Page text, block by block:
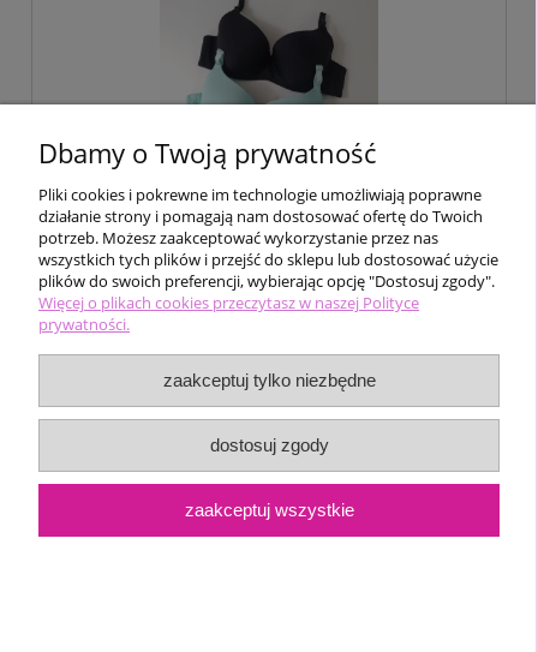
Siera miseczka B gładki stanik
do koszyka
Dbamy o Twoją prywatność
Pliki cookies i pokrewne im technologie umożliwiają poprawne
działanie strony i pomagają nam dostosować ofertę do Twoich
potrzeb. Możesz zaakceptować wykorzystanie przez nas
wszystkich tych plików i przejść do sklepu lub dostosować użycie
plików do swoich preferencji, wybierając opcję "Dostosuj zgody".
Więcej o plikach cookies przeczytasz w naszej Polityce
prywatności.
zaakceptuj tylko niezbędne
dostosuj zgody
zaakceptuj wszystkie